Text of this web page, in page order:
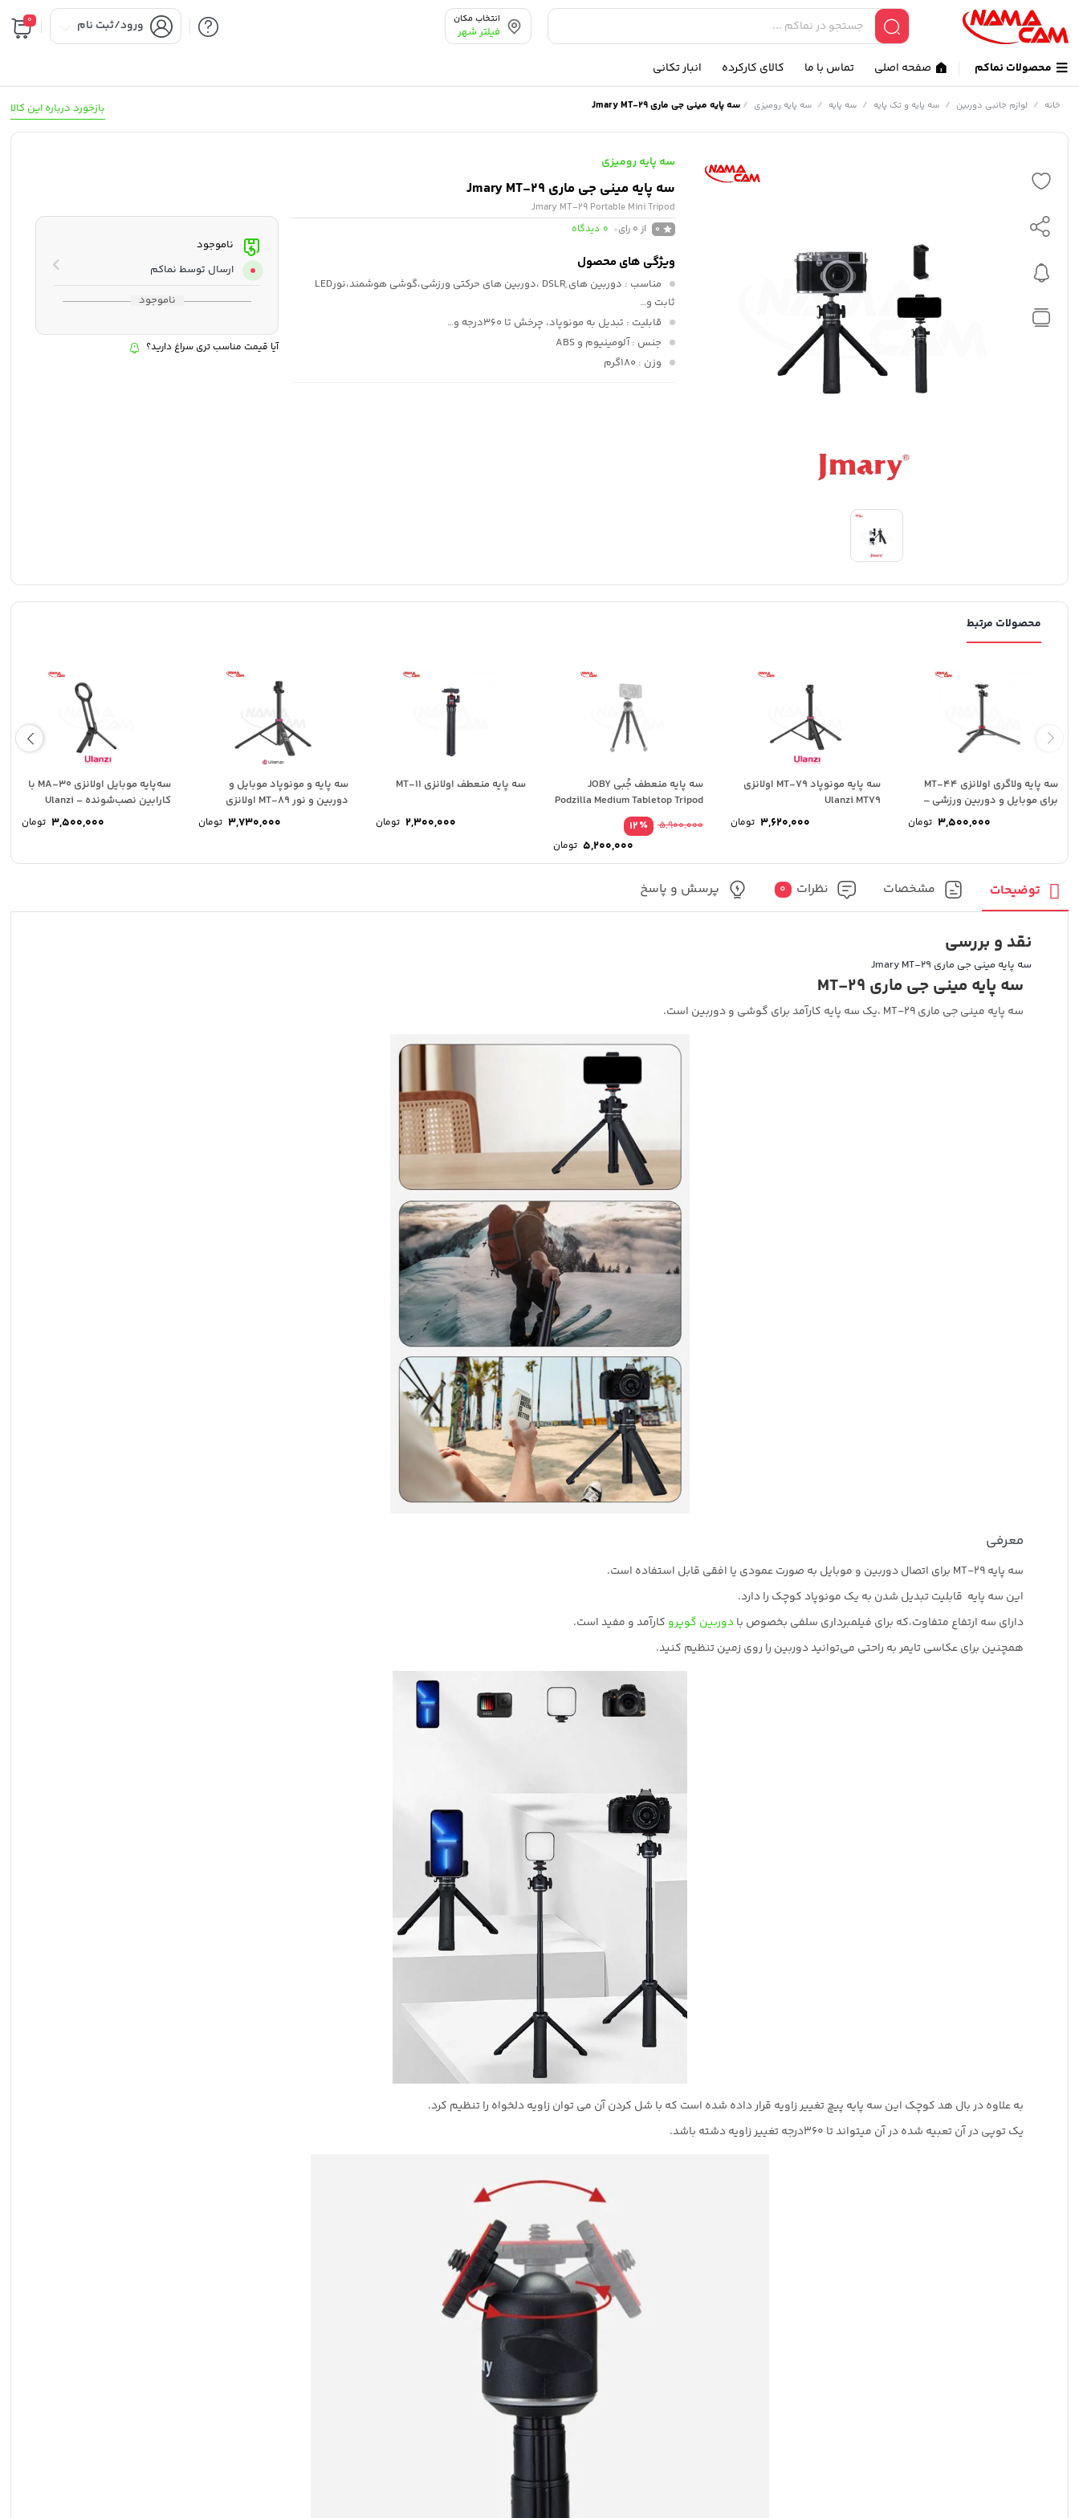
انتخاب مکان
فیلتر شهر ورود/ثبت نام 0
محصولات نماکم صفحه اصلی تماس با ما کالای کارکرده انبار تکانی
بازخورد درباره این کالا خانه / لوازم جانبی دوربین / سه پایه و تک پایه / سه پایه / سه پایه رومیزی /سه پایه مینی جی ماری Jmary MT-29
سه پایه رومیزی
سه پایه مینی جی ماری Jmary MT-29
Jmary MT-29 Portable Mini Tripod
0 از 0 رای 0 دیدگاه
ویژگی های محصول
مناسب
: دوربین های ِDSLR ،دوربین های حرکتی ورزشی،گوشی هوشمند،نورLED
ثابت و…
قابلیت : تبدیل به مونوپاد، چرخش تا 360درجه و…
جنس : آلومینیوم و ABS
وزن : 180گرم
ناموجود
ارسال توسط نماکم
ناموجود
آیا قیمت مناسب تری سراغ دارید؟
محصولات مرتبط
سه پایه ولاگری اولانزی MT-44
برای موبایل و دوربین ورزشی –
3,500,000 تومان
سه پایه مونوپاد MT-79 اولانزی
Ulanzi MT79
3,620,000 تومان
سه پایه منعطف جُبی JOBY
Podzilla Medium Tabletop Tripod
٪12 5,900,000
5,200,000 تومان
سه پایه منعطف اولانزی MT-11
2,300,000 تومان
سه پایه و مونوپاد موبایل و
دوربین و نور MT-89 اولانزی
3,730,000 تومان
سه‌پایه موبایل اولانزی MA-30 با
کارابین نصب‌شونده – Ulanzi
3,500,000 تومان
توضیحات مشخصات نظرات 0 پرسش و پاسخ
نقد و بررسی
سه پایه مینی جی ماری Jmary MT-29
سه پایه مینی جی ماری MT-29
سه پایه مینی جی ماری MT-29 ،یک سه پایه کارآمد برای گوشی و دوربین است.
معرفی
سه پایه MT-29 برای اتصال دوربین و موبایل به صورت عمودی یا افقی قابل استفاده است.
این سه پایه قابلیت تبدیل شدن به یک مونوپاد کوچک را دارد.
دارای سه ارتفاع متفاوت،که برای فیلمبرداری سلفی بخصوص بادوربین گوپرو کارآمد و مفید است.
همچنین برای عکاسی تایمر به راحتی می‌توانید دوربین را روی زمین تنظیم کنید.
به علاوه در بال هد کوچک این سه پایه پیچ تغییر زاویه قرار داده شده است که با شل کردن آن می توان زاویه دلخواه را تنظیم کرد.
یک توپی در آن تعبیه شده در آن میتواند تا 360درجه تغییر زاویه دشته باشد.